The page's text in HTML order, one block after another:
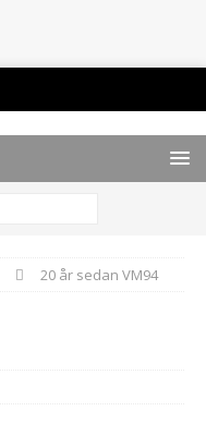
20 år sedan VM94